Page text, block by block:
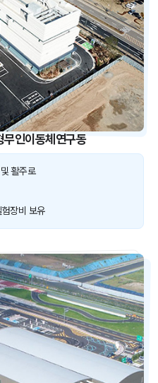
무인이동체연구동
활주로
장비 보유